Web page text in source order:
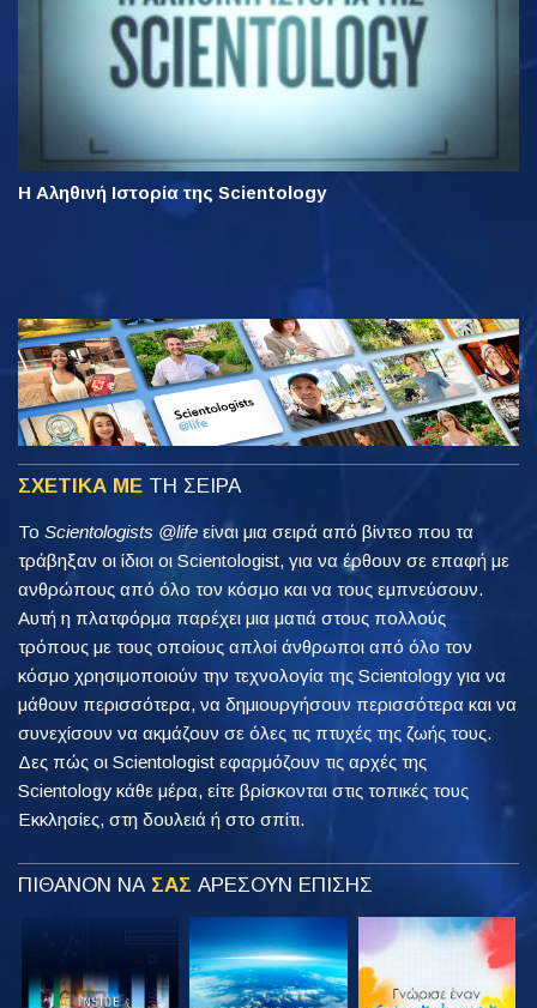
Η Αληθινή Ιστορία της Scientology
ΣΧΕΤΙΚΑ ΜΕ ΤΗ ΣΕΙΡΑ
Το Scientologists @life είναι μια σειρά από βίντεο που τα
τράβηξαν οι ίδιοι οι Scientologist, για να έρθουν σε επαφή με
ανθρώπους από όλο τον κόσμο και να τους εμπνεύσουν.
Αυτή η πλατφόρμα παρέχει μια ματιά στους πολλούς
τρόπους με τους οποίους απλοί άνθρωποι από όλο τον
κόσμο χρησιμοποιούν την τεχνολογία της Scientology για να
μάθουν περισσότερα, να δημιουργήσουν περισσότερα και να
συνεχίσουν να ακμάζουν σε όλες τις πτυχές της ζωής τους.
Δες πώς οι Scientologist εφαρμόζουν τις αρχές της
Scientology κάθε μέρα, είτε βρίσκονται στις τοπικές τους
Εκκλησίες, στη δουλειά ή στο σπίτι.
ΠΙΘΑΝΟΝ ΝΑ ΣΑΣ ΑΡΕΣΟΥΝ ΕΠΙΣΗΣ